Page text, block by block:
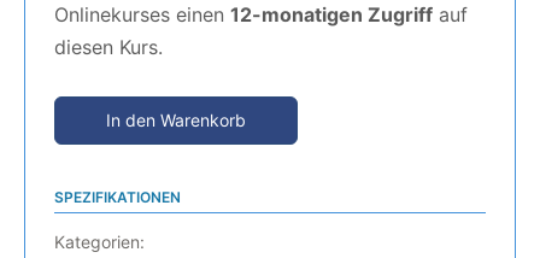
Onlinekurses einen 12-monatigen Zugriff auf
diesen Kurs.
In den Warenkorb
SPEZIFIKATIONEN
Kategorien: